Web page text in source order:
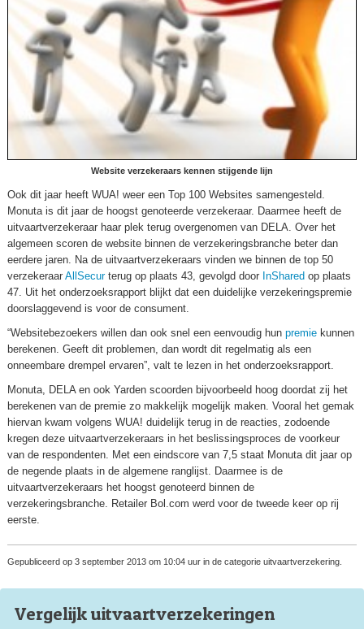
Website verzekeraars kennen stijgende lijn
Ook dit jaar heeft WUA! weer een Top 100 Websites samengesteld.
Monuta is dit jaar de hoogst genoteerde verzekeraar. Daarmee heeft de
uitvaartverzekeraar haar plek terug overgenomen van DELA. Over het
algemeen scoren de website binnen de verzekeringsbranche beter dan
eerdere jaren. Na de uitvaartverzekeraars vinden we binnen de top 50
verzekeraar AllSecurterug op plaats 43, gevolgd door InShared op plaats
47. Uit het onderzoeksrapport blijkt dat een duidelijke verzekeringspremie
doorslaggevend is voor de consument.
“Websitebezoekers willen dan ook snel een eenvoudig hun premie kunnen
berekenen. Geeft dit problemen, dan wordt dit regelmatig als een
onneembare drempel ervaren”, valt te lezen in het onderzoeksrapport.
Monuta, DELA en ook Yarden scoorden bijvoorbeeld hoog doordat zij het
berekenen van de premie zo makkelijk mogelijk maken. Vooral het gemak
hiervan kwam volgens WUA! duidelijk terug in de reacties, zodoende
kregen deze uitvaartverzekeraars in het beslissingsproces de voorkeur
van de respondenten. Met een eindscore van 7,5 staat Monuta dit jaar op
de negende plaats in de algemene ranglijst. Daarmee is de
uitvaartverzekeraars het hoogst genoteerd binnen de
verzekeringsbranche. Retailer Bol.com werd voor de tweede keer op rij
eerste.
Gepubliceerd op 3 september 2013 om 10:04 uur in de categorie uitvaartverzekering.
Vergelijk uitvaartverzekeringen